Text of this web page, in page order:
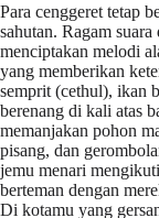
Para cenggeret tetap
sahutan. Ragam
menciptakan melodi
yang memberikan
semprit (cethul), ikan
berenang di kali atas
memanjakan pohon
pisang, dan
jemu menari
berteman dengan
Di kotamu yang